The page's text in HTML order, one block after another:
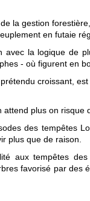
la gestion
en futaie
la logique de
- où figurent en
croissant,
attend plus on
des tempêtes
plus que de raison.
aux tempêtes
favorisé par des